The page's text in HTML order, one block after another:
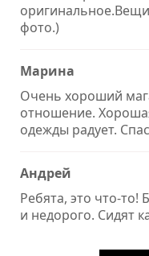
фото.)
Марина
Очень хороший
отношение.
одежды радует.
Андрей
Ребята, это что-то!
и недорого. Сидят